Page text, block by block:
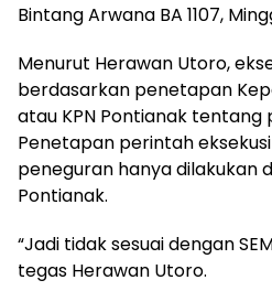
Bintang Arwana BA 1107,
Menurut Herawan Utoro,
berdasarkan penetapan
atau KPN Pontianak tentang
Penetapan perintah
peneguran hanya dilakukan
Pontianak.
“Jadi tidak sesuai dengan
tegas Herawan Utoro.